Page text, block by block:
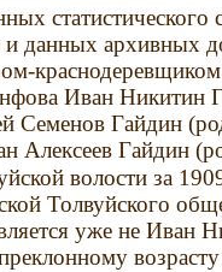
статистического
и данных архивных
Иван Никитин
Семенов Гайдин
Алексеев Гайдин
волости за
Толвуйского
уже не Иван